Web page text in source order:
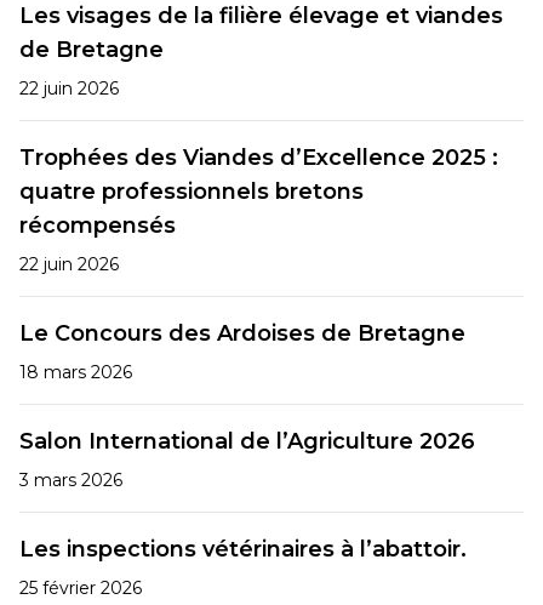
Les visages de la filière élevage et viandes
de Bretagne
22 juin 2026
Trophées des Viandes d’Excellence 2025 :
quatre professionnels bretons
récompensés
22 juin 2026
Le Concours des Ardoises de Bretagne
18 mars 2026
Salon International de l’Agriculture 2026
3 mars 2026
Les inspections vétérinaires à l’abattoir.
25 février 2026